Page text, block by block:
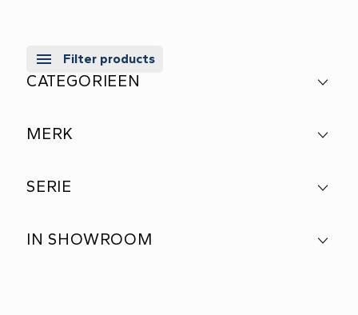
Filter products
CATEGORIEEN
MERK
SERIE
IN SHOWROOM